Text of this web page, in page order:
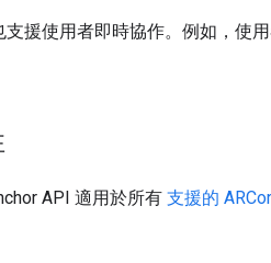
支援使用者即時協作。例如，使
API 適用於所有 支援的